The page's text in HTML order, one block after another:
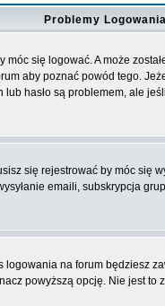
Problemy
się logować. A może
aby poznać powód tego.
lub hasło są problemem, ale
się rejestrować by móc
emaili, subskrypcja
logowania na forum będziesz
powyższą opcję. Nie jest